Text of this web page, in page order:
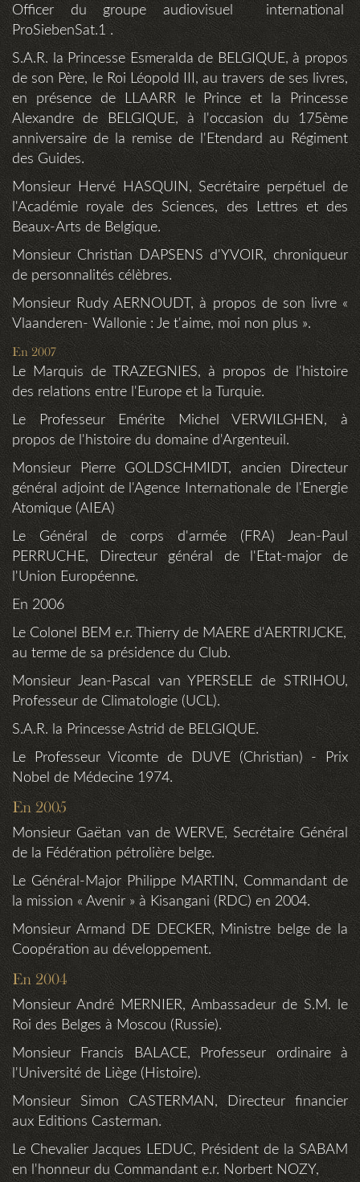
Officer du groupe audiovisuel international
ProSiebenSat.1 .
S.A.R. la Princesse Esmeralda de BELGIQUE, à propos
de son Père, le Roi Léopold III, au travers de ses livres,
en présence de LLAARR le Prince et la Princesse
Alexandre de BELGIQUE, à l'occasion du 175ème
anniversaire de la remise de l'Etendard au Régiment
des Guides.
Monsieur Hervé HASQUIN, Secrétaire perpétuel de
l'Académie royale des Sciences, des Lettres et des
Beaux-Arts de Belgique.
Monsieur Christian DAPSENS d'YVOIR, chroniqueur
de personnalités célèbres.
Monsieur Rudy AERNOUDT, à propos de son livre «
Vlaanderen- Wallonie : Je t'aime, moi non plus ».
En 2007
Le Marquis de TRAZEGNIES, à propos de l'histoire
des relations entre l'Europe et la Turquie.
Le Professeur Emérite Michel VERWILGHEN, à
propos de l'histoire du domaine d'Argenteuil.
Monsieur Pierre GOLDSCHMIDT, ancien Directeur
général adjoint de l'Agence Internationale de l'Energie
Atomique (AIEA)
Le Général de corps d'armée (FRA) Jean-Paul
PERRUCHE, Directeur général de l'Etat-major de
l'Union Européenne.
En 2006
Le Colonel BEM e.r. Thierry de MAERE d'AERTRIJCKE,
au terme de sa présidence du Club.
Monsieur Jean-Pascal van YPERSELE de STRIHOU,
Professeur de Climatologie (UCL).
S.A.R. la Princesse Astrid de BELGIQUE.
Le Professeur Vicomte de DUVE (Christian) - Prix
Nobel de Médecine 1974.
En 2005
Monsieur Gaëtan van de WERVE, Secrétaire Général
de la Fédération pétrolière belge.
Le Général-Major Philippe MARTIN, Commandant de
la mission « Avenir » à Kisangani (RDC) en 2004.
Monsieur Armand DE DECKER, Ministre belge de la
Coopération au développement.
En 2004
Monsieur André MERNIER, Ambassadeur de S.M. le
Roi des Belges à Moscou (Russie).
Monsieur Francis BALACE, Professeur ordinaire à
l'Université de Liège (Histoire).
Monsieur Simon CASTERMAN, Directeur financier
aux Editions Casterman.
Le Chevalier Jacques LEDUC, Président de la SABAM
en l'honneur du Commandant e.r. Norbert NOZY,